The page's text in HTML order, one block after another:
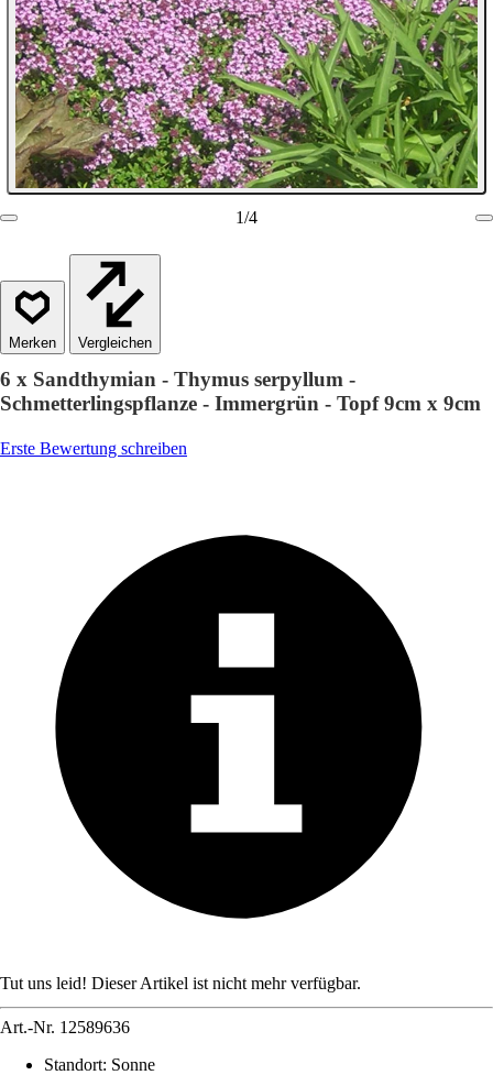
1/4
Vergleichen
6 x Sandthymian - Thymus serpyllum -
Schmetterlingspflanze - Immergrün - Topf 9cm x 9cm
Erste Bewertung schreiben
Tut uns leid! Dieser Artikel ist nicht mehr verfügbar.
Art.-Nr. 12589636
Standort: Sonne